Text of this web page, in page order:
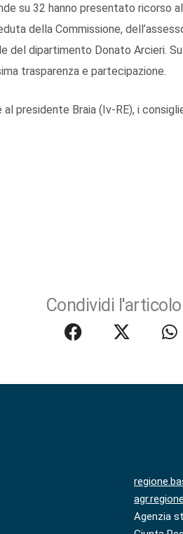
su 32 hanno presentato ricorso
della Commissione,
del dipartimento Donato Arcieri.
trasparenza e partecipazione.
presidente Braia (Iv-RE), i
Condividi
Agenzia